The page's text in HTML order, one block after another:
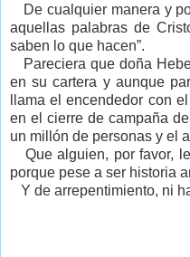
De cualquier manera y
aquellas palabras de
saben lo que hacen”.
Pareciera que doña
en su cartera y aunque
llama el encendedor con
en el cierre de campaña
un millón de personas y el
Que alguien, por favor,
porque pese a ser historia
Y de arrepentimiento, ni